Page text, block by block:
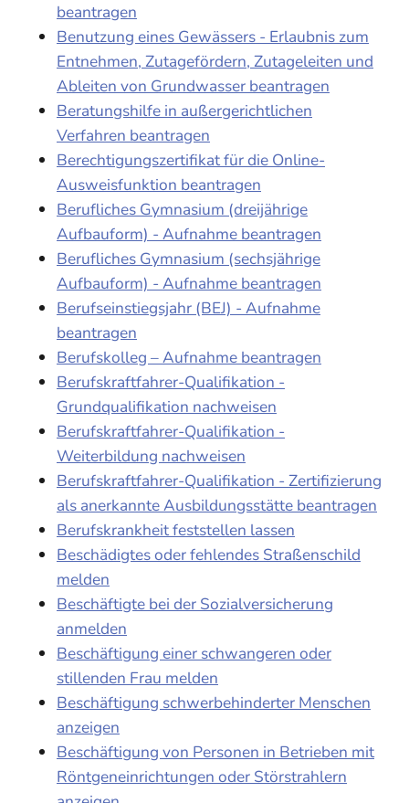
beantragen
Benutzung eines Gewässers - Erlaubnis zum
Entnehmen, Zutagefördern, Zutageleiten und
Ableiten von Grundwasser beantragen
Beratungshilfe in außergerichtlichen
Verfahren beantragen
Berechtigungszertifikat für die Online-
Ausweisfunktion beantragen
Berufliches Gymnasium (dreijährige
Aufbauform) - Aufnahme beantragen
Berufliches Gymnasium (sechsjährige
Aufbauform) - Aufnahme beantragen
Berufseinstiegsjahr (BEJ) - Aufnahme
beantragen
Berufskolleg – Aufnahme beantragen
Berufskraftfahrer-Qualifikation -
Grundqualifikation nachweisen
Berufskraftfahrer-Qualifikation -
Weiterbildung nachweisen
Berufskraftfahrer-Qualifikation - Zertifizierung
als anerkannte Ausbildungsstätte beantragen
Berufskrankheit feststellen lassen
Beschädigtes oder fehlendes Straßenschild
melden
Beschäftigte bei der Sozialversicherung
anmelden
Beschäftigung einer schwangeren oder
stillenden Frau melden
Beschäftigung schwerbehinderter Menschen
anzeigen
Beschäftigung von Personen in Betrieben mit
Röntgeneinrichtungen oder Störstrahlern